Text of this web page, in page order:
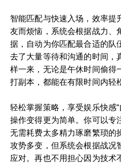
智能匹配与快速入场，效率提
友而烦恼，系统会根据战力、
据，自动为你匹配最合适的队
去了大量等待和沟通的时间，
样一来，无论是午休时间偷得
打副本，都能在有限时间内轻
轻松掌握策略，享受娱乐快感
操作变得更为简单。你可以专
无需耗费太多精力琢磨繁琐的
攻势多变，但系统会根据战况
应对。再也不用担心因为技术